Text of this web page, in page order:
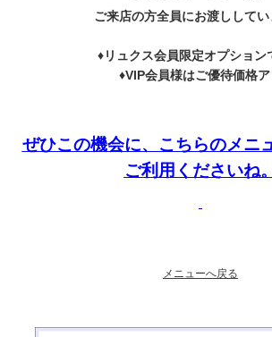
ご来店の方全員にお渡ししてい
♦リュクス会員限定オプション
♦VIP会員様はご優待価格ア
ぜひこの機会に、こちらのメニ
ご利用くださいね。
メニューへ戻る